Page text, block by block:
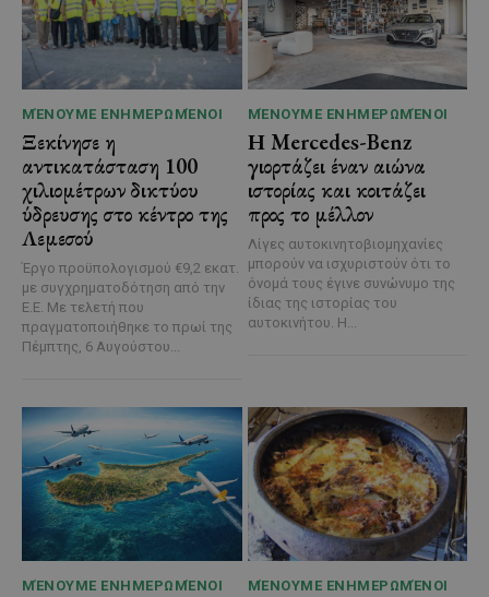
ΜΈΝΟΥΜΕ ΕΝΗΜΕΡΩΜΈΝΟΙ
Ξεκίνησε η
αντικατάσταση 100
χιλιομέτρων δικτύου
ύδρευσης στο κέντρο της
Λεμεσού
Έργο προϋπολογισμού €9,2 εκατ.
με συγχρηματοδότηση από την
Ε.Ε. Με τελετή που
πραγματοποιήθηκε το πρωί της
Πέμπτης, 6 Αυγούστου...
ΜΈΝΟΥΜΕ ΕΝΗΜΕΡΩΜΈΝΟΙ
Η Mercedes-Benz
γιορτάζει έναν αιώνα
ιστορίας και κοιτάζει
προς το μέλλον
Λίγες αυτοκινητοβιομηχανίες
μπορούν να ισχυριστούν ότι το
όνομά τους έγινε συνώνυμο της
ίδιας της ιστορίας του
αυτοκινήτου. Η...
ΜΈΝΟΥΜΕ ΕΝΗΜΕΡΩΜΈΝΟΙ ΜΈΝΟΥΜΕ ΕΝΗΜΕΡΩΜΈΝΟΙ